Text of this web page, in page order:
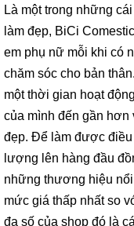
Là một trong những
làm đẹp, BiCi
em phụ nữ mỗi khi có
chăm sóc cho bản
một thời gian hoạt
của mình đến gần
đẹp. Để làm được điều
lượng lên hàng đầu
những thương hiệu
mức giá thấp nhất so
đa số của shop đó là